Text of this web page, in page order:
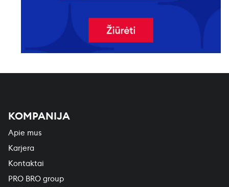
KOMPANIJA
Apie mus
Karjera
Kontaktai
PRO BRO group